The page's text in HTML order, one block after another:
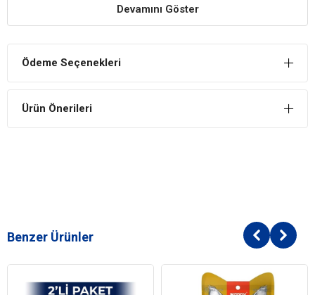
Kedilerin karşı koyamayacağı catnip içeriği ile çekici koku
yayar ve kedilerin keyifli ödül tüketimine destek olur.
Kediniz ile sağlıklı ilişki geliştirmeniz yardımcı olacak kedi
İÇİNDEKİLER
Devamını Göster
Ödeme Seçenekleri
Ürün Önerileri
Benzer Ürünler